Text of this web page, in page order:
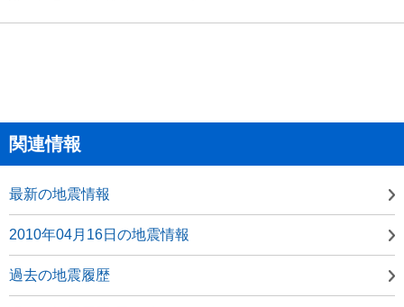
関連情報
最新の地震情報
2010年04月16日の地震情報
過去の地震履歴